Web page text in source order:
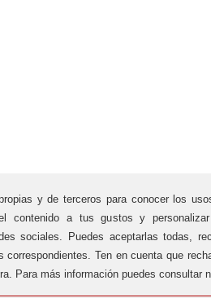
y de terceros para conocer los
contenido a tus gustos y
sociales. Puedes aceptarlas todas,
correspondientes. Ten en cuenta que
Para más información puedes consultar